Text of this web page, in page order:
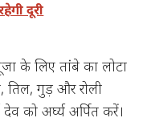
दूरी
के लिए तांबे का लोटा
गुड़ और रोली
को अर्घ्य अर्पित करें।